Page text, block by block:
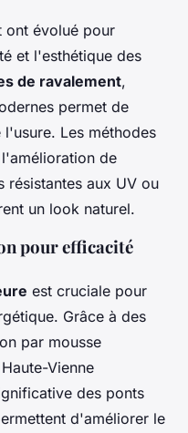
ont évolué pour
et l'esthétique des
de ravalement,
permet de
Les méthodes
de
résistantes aux UV ou
un look naturel.
pour efficacité
est cruciale pour
Grâce à des
par mousse
Vienne
des ponts
d'améliorer le